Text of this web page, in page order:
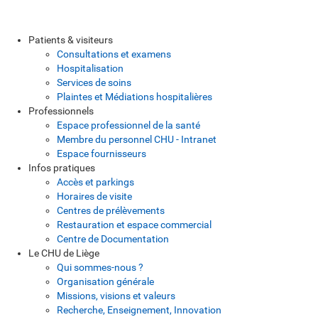
Patients & visiteurs
Consultations et examens
Hospitalisation
Services de soins
Plaintes et Médiations hospitalières
Professionnels
Espace professionnel de la santé
Membre du personnel CHU - Intranet
Espace fournisseurs
Infos pratiques
Accès et parkings
Horaires de visite
Centres de prélèvements
Restauration et espace commercial
Centre de Documentation
Le CHU de Liège
Qui sommes-nous ?
Organisation générale
Missions, visions et valeurs
Recherche, Enseignement, Innovation